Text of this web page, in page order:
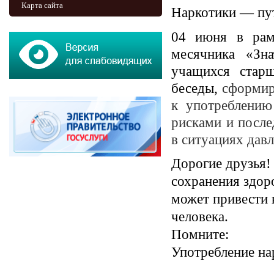
Карта сайта
Наркотики —
04 июня в
месячника
учащихся
беседы,
к
рисками и
в ситуациях
Дорогие
сохранения
может привести
человека.
Помните:
Употребление